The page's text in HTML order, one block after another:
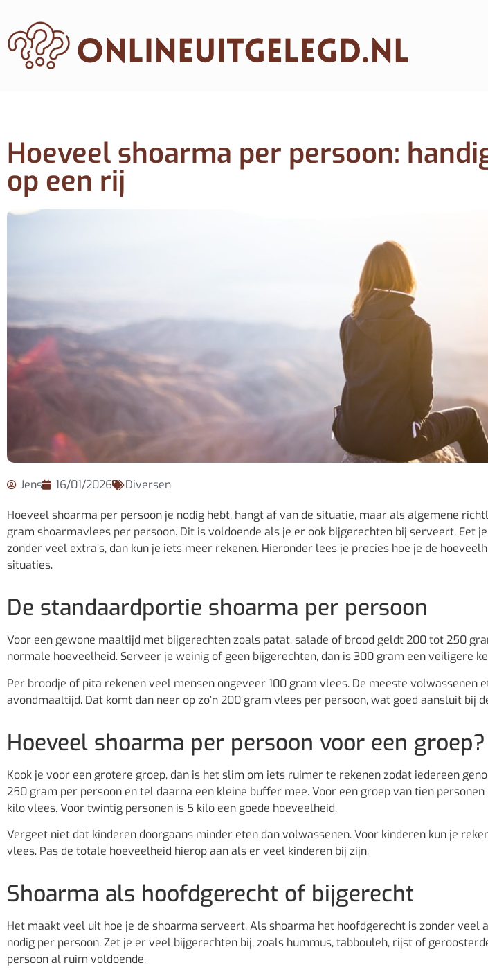
Hoeveel shoarma per persoon:
op een rij
Jens 16/01/2026 Diversen
Hoeveel shoarma per persoon je nodig hebt, hangt af van de situatie, maar als algemene
gram shoarmavlees per persoon. Dit is voldoende als je er ook bijgerechten bij serveert. Eet
zonder veel extra’s, dan kun je iets meer rekenen. Hieronder lees je precies hoe je de
situaties.
De standaardportie shoarma per persoon
Voor een gewone maaltijd met bijgerechten zoals patat, salade of brood geldt 200 tot 250
normale hoeveelheid. Serveer je weinig of geen bijgerechten, dan is 300 gram een veiligere
Per broodje of pita rekenen veel mensen ongeveer 100 gram vlees. De meeste volwassenen
avondmaaltijd. Dat komt dan neer op zo’n 200 gram vlees per persoon, wat goed aansluit bij
Hoeveel shoarma per persoon voor een groep?
Kook je voor een grotere groep, dan is het slim om iets ruimer te rekenen zodat iedereen
250 gram per persoon en tel daarna een kleine buffer mee. Voor een groep van tien
kilo vlees. Voor twintig personen is 5 kilo een goede hoeveelheid.
Vergeet niet dat kinderen doorgaans minder eten dan volwassenen. Voor kinderen kun je
vlees. Pas de totale hoeveelheid hierop aan als er veel kinderen bij zijn.
Shoarma als hoofdgerecht of bijgerecht
Het maakt veel uit hoe je de shoarma serveert. Als shoarma het hoofdgerecht is zonder veel
nodig per persoon. Zet je er veel bijgerechten bij, zoals hummus, tabbouleh, rijst of
persoon al ruim voldoende.